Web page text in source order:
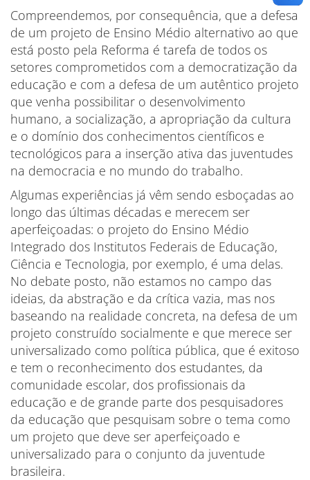
Compreendemos, por consequência, que a defesa
de um projeto de Ensino Médio alternativo ao que
está posto pela Reforma é tarefa de todos os
setores comprometidos com a democratização da
educação e com a defesa de um autêntico projeto
que venha possibilitar o desenvolvimento
humano, a socialização, a apropriação da cultura
e o domínio dos conhecimentos científicos e
tecnológicos para a inserção ativa das juventudes
na democracia e no mundo do trabalho.
Algumas experiências já vêm sendo esboçadas ao
longo das últimas décadas e merecem ser
aperfeiçoadas: o projeto do Ensino Médio
Integrado dos Institutos Federais de Educação,
Ciência e Tecnologia, por exemplo, é uma delas.
No debate posto, não estamos no campo das
ideias, da abstração e da crítica vazia, mas nos
baseando na realidade concreta, na defesa de um
projeto construído socialmente e que merece ser
universalizado como política pública, que é exitoso
e tem o reconhecimento dos estudantes, da
comunidade escolar, dos profissionais da
educação e de grande parte dos pesquisadores
da educação que pesquisam sobre o tema como
um projeto que deve ser aperfeiçoado e
universalizado para o conjunto da juventude
brasileira.